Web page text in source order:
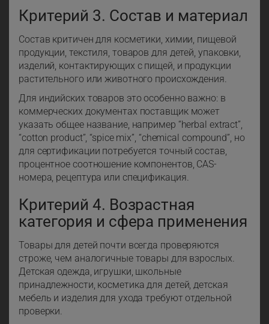
Критерий 3. Состав и материал
Состав критичен для косметики, химии, пищевой
продукции, текстиля, товаров для детей, упаковки,
изделий, контактирующих с пищей, и продукции
растительного или животного происхождения.
Для индийских товаров это особенно важно: в
коммерческих документах поставщик может
указать общее название, например “herbal extract”,
“cotton product”, “spice mix”, “chemical compound”, но
для сертификации потребуется точный состав,
процентное соотношение компонентов, CAS-
номера, рецептура или спецификация.
Критерий 4. Возрастная
категория и сфера применения
Товары для детей почти всегда проверяются
строже, чем аналогичные товары для взрослых.
Детская одежда, игрушки, школьные
принадлежности, косметика для детей, детская
мебель и изделия для ухода требуют отдельной
проверки.